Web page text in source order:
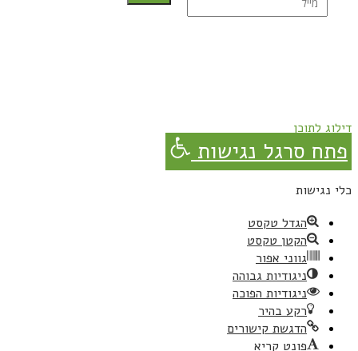
דילוג לתוכן
פתח סרגל נגישות
כלי נגישות
הגדל טקסט
הקטן טקסט
גווני אפור
ניגודיות גבוהה
ניגודיות הפוכה
רקע בהיר
הדגשת קישורים
פונט קריא